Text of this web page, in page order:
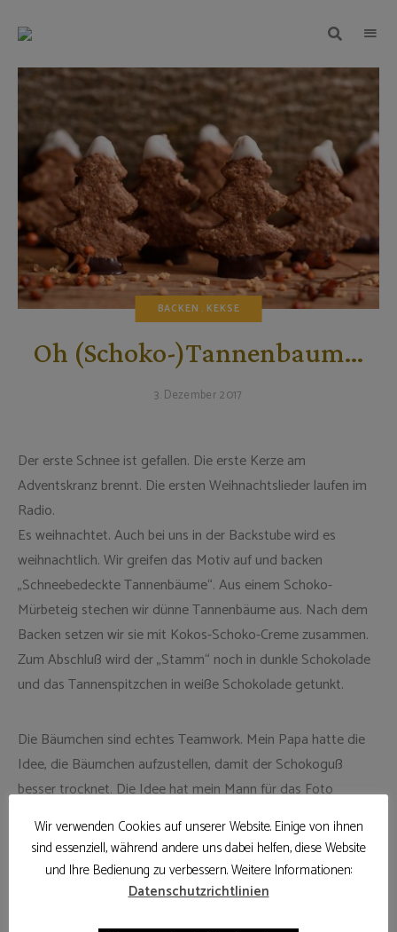
TEIGWUNDER
Backen
Herz
und
Leidenschaft
BACKEN KEKSE
Oh (Schoko-)Tannenbaum…
3. Dezember 2017
Der erste Schnee ist gefallen. Die erste Kerze am
Adventskranz brennt. Die ersten Weihnachtslieder laufen im
Radio.
Es weihnachtet. Auch bei uns in der Backstube wird es
weihnachtlich. Wir greifen das Motiv auf und backen
„Schneebedeckte Tannenbäume“. Aus einem Schoko-
Mürbeteig stechen wir dünne Tannenbäume aus. Nach dem
Backen setzen wir sie mit Kokos-Schoko-Creme zusammen.
Zum Abschluß wird der „Stamm“ noch in dunkle Schokolade
und das Tannenspitzchen in weiße Schokolade getunkt.
Die Bäumchen sind echtes Teamwork. Mein Papa hatte die
Idee, die Bäumchen aufzustellen, damit der Schokoguß
besser trocknet. Die Idee hat mein Mann für das Foto
aufgegriffen mit dem Satz „Ich glaub ich steh im Wald…“.
Wir verwenden Cookies auf unserer Website. Einige von ihnen
sind essenziell, während andere uns dabei helfen, diese Website
und Ihre Bedienung zu verbessern. Weitere Informationen:
Datenschutzrichtlinien